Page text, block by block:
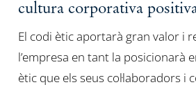
cultura corporativa
El codi ètic aportarà gran valor i
l’empresa en tant la posicionarà
ètic que els seus col·laboradors i